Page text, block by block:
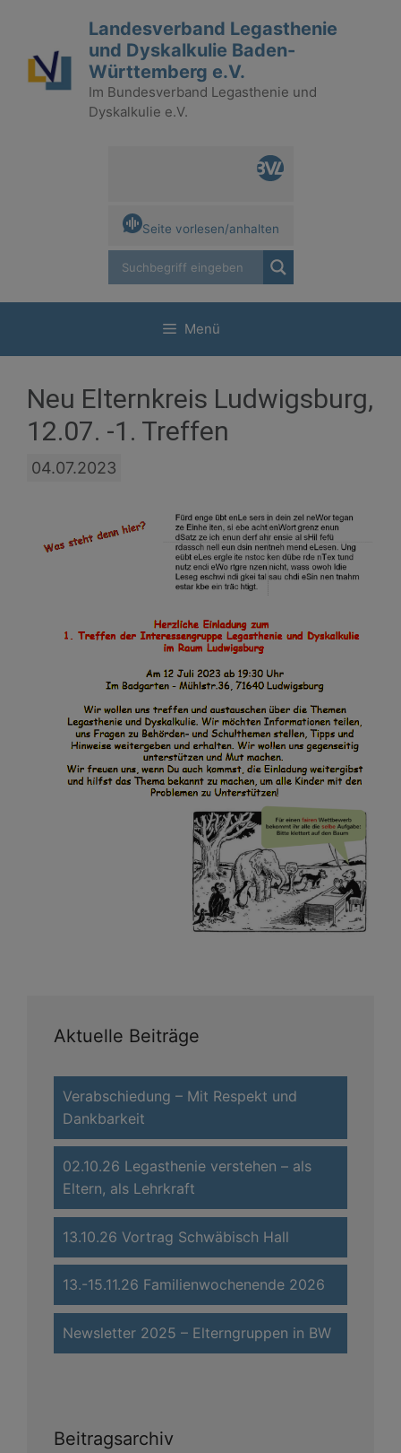
springen
Landesverband Legasthenie
und Dyskalkulie Baden-
Württemberg e.V.
Im Bundesverband Legasthenie und
Dyskalkulie e.V.
Seite vorlesen/anhalten
Menü
Neu Elternkreis Ludwigsburg,
12.07. -1. Treffen
04.07.2023
Aktuelle Beiträge
Verabschiedung – Mit Respekt und
Dankbarkeit
02.10.26 Legasthenie verstehen – als
Eltern, als Lehrkraft
13.10.26 Vortrag Schwäbisch Hall
13.-15.11.26 Familienwochenende 2026
Newsletter 2025 – Elterngruppen in BW
Beitragsarchiv